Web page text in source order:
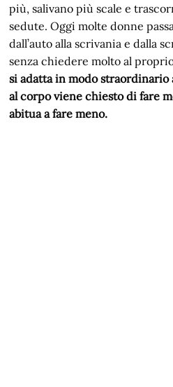
più, salivano più scale e
sedute. Oggi molte donne
dall’auto alla scrivania e dalla
senza chiedere molto al
si adatta in modo straordinario
al corpo viene chiesto di fare
abitua a fare meno.